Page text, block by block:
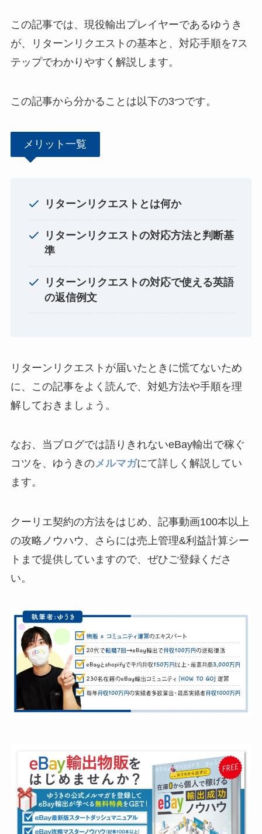
この記事では、現役輸出プレイヤーであるゆうき
が、リターンリクエストの基本と、対応手順を7ス
テップでわかりやすく解説します。
この記事から分かることは以下の3つです。
メリット一覧
リターンリクエストとは何か
リターンリクエストの対応方法と判断基
準
リターンリクエストの対応で使える英語
の返信例文
リターンリクエストが届いたときに慌てないため
に、この記事をよく読んで、対処方法や手順を理
解しておきましょう。
なお、当ブログでは語りきれないeBay輸出で稼ぐ
コツを、ゆうきのメルマガにて詳しく解説してい
ます。
クーリエ契約の方法をはじめ、記事動画100本以上
の攻略ノウハウ、さらには売上管理&利益計算シー
トまで提供していますので、ぜひご登録くださ
い。